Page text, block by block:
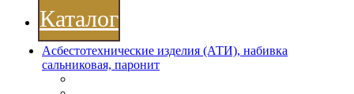
Каталог
Асбестотехнические изделия (АТИ), набивка
сальниковая, паронит